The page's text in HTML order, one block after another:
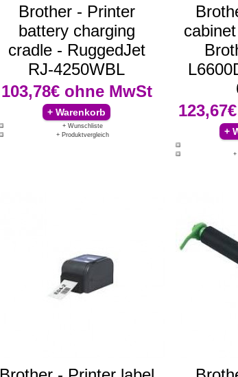
Brother - Printer
battery charging
cradle - RuggedJet
RJ-4250WBL
103,78€ ohne MwSt
+ Wunschliste
+ Produktvergleich
123,67€
+